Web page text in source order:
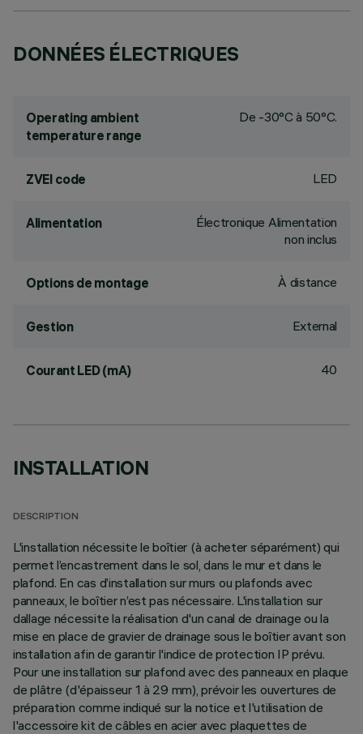
DONNÉES ÉLECTRIQUES
Operating ambient
temperature range
De -30°C à 50°C.
ZVEI code LED
Alimentation
Électronique Alimentation
non inclus
Options de montage À distance
Gestion External
Courant LED (mA) 40
INSTALLATION
DESCRIPTION
L'installation nécessite le boîtier (à acheter séparément) qui
permet l’encastrement dans le sol, dans le mur et dans le
plafond. En cas d’installation sur murs ou plafonds avec
panneaux, le boîtier n’est pas nécessaire. L'installation sur
dallage nécessite la réalisation d'un canal de drainage ou la
mise en place de gravier de drainage sous le boîtier avant son
installation afin de garantir l'indice de protection IP prévu.
Pour une installation sur plafond avec des panneaux en plaque
de plâtre (d'épaisseur 1 à 29 mm), prévoir les ouvertures de
préparation comme indiqué sur la notice et l'utilisation de
l'accessoire kit de câbles en acier avec plaquettes de